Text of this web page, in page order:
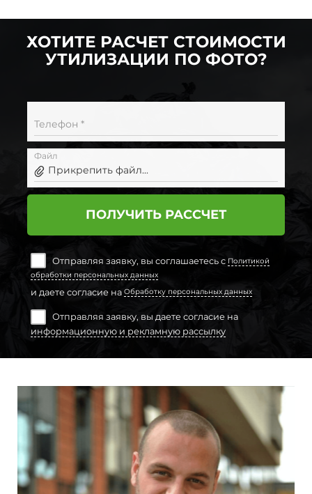
ХОТИТЕ РАСЧЕТ СТОИМОСТИ
УТИЛИЗАЦИИ ПО ФОТО?
Телефон *
Файл
Прикрепить файл...
ПОЛУЧИТЬ РАССЧЕТ
Отправляя заявку, вы соглашаетесь с Политикой
обработки персональных данных
и даете согласие на Обработку персональных данных
Отправляя заявку, вы даете согласие на
информационную и рекламную рассылку